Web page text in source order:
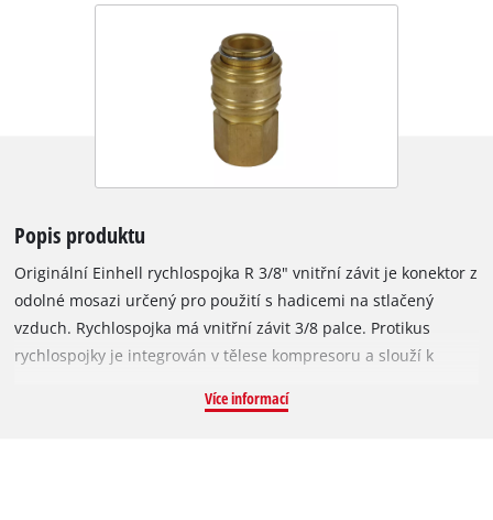
Popis produktu
Originální Einhell rychlospojka R 3/8" vnitřní závit je konektor z
odolné mosazi určený pro použití s hadicemi na stlačený
vzduch. Rychlospojka má vnitřní závit 3/8 palce. Protikus
rychlospojky je integrován v tělese kompresoru a slouží k
Více informací